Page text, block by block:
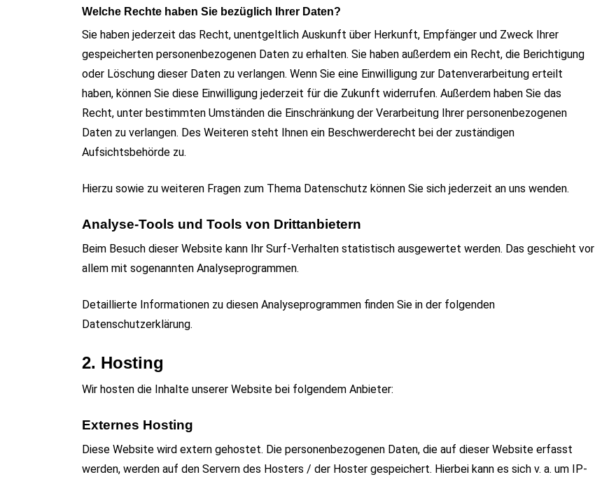
Welche Rechte haben Sie bezüglich Ihrer Daten?
Sie haben jederzeit das Recht, unentgeltlich Auskunft über Herkunft, Empfänger und Zweck Ihrer
gespeicherten personenbezogenen Daten zu erhalten. Sie haben außerdem ein Recht, die Berichtigung
oder Löschung dieser Daten zu verlangen. Wenn Sie eine Einwilligung zur Datenverarbeitung erteilt
haben, können Sie diese Einwilligung jederzeit für die Zukunft widerrufen. Außerdem haben Sie das
Recht, unter bestimmten Umständen die Einschränkung der Verarbeitung Ihrer personenbezogenen
Daten zu verlangen. Des Weiteren steht Ihnen ein Beschwerderecht bei der zuständigen
Aufsichtsbehörde zu.
Hierzu sowie zu weiteren Fragen zum Thema Datenschutz können Sie sich jederzeit an uns wenden.
Analyse-Tools und Tools von Dritt­anbietern
Beim Besuch dieser Website kann Ihr Surf-Verhalten statistisch ausgewertet werden. Das geschieht vor
allem mit sogenannten Analyseprogrammen.
Detaillierte Informationen zu diesen Analyseprogrammen finden Sie in der folgenden
Datenschutzerklärung.
2. Hosting
Wir hosten die Inhalte unserer Website bei folgendem Anbieter:
Externes Hosting
Diese Website wird extern gehostet. Die personenbezogenen Daten, die auf dieser Website erfasst
werden, werden auf den Servern des Hosters / der Hoster gespeichert. Hierbei kann es sich v. a. um IP-